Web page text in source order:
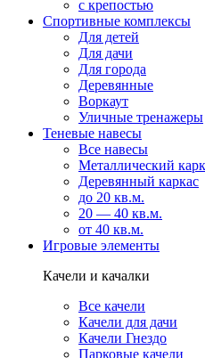
с крепостью
Спортивные комплексы
Для детей
Для дачи
Для города
Деревянные
Воркаут
Уличные тренажеры
Теневые навесы
Все навесы
Металлический
Деревянный каркас
до 20 кв.м.
20 — 40 кв.м.
от 40 кв.м.
Игровые элементы
Качели и качалки
Все качели
Качели для дачи
Качели Гнездо
Парковые качели